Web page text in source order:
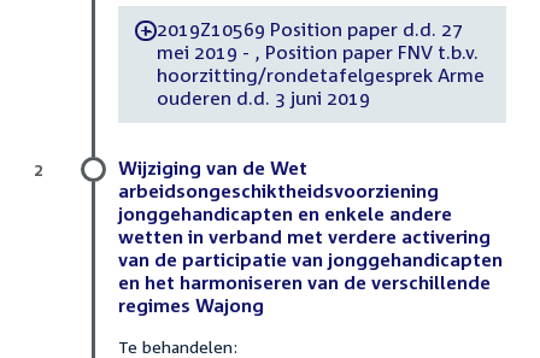
-2019Z10569 Position paper d.d. 27
mei 2019 - , Position paper FNV t.b.v.
hoorzitting/rondetafelgesprek Arme
ouderen d.d. 3 juni 2019
Wijziging van de Wet
arbeidsongeschiktheidsvoorziening
jonggehandicapten en enkele andere
wetten in verband met verdere activering
van de participatie van jonggehandicapten
en het harmoniseren van de verschillende
regimes Wajong
Te behandelen:
2